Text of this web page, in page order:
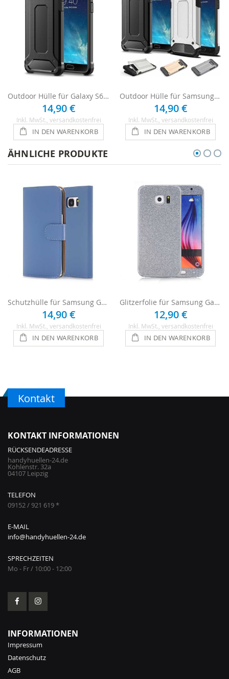
Outdoor Hülle für Galaxy S6 - Schwarz
14,90 €
Inkl. MwSt. , versandkostenfrei
IN DEN WARENKORB
Outdoor Hülle für Samsung Galaxy S6
14,90 €
Inkl. MwSt. , versandkostenfrei
IN DEN WARENKORB
ÄHNLICHE PRODUKTE
Schutzhülle für Samsung Galaxy S6 - Blau
14,90 €
Inkl. MwSt. , versandkostenfrei
IN DEN WARENKORB
Glitzerfolie für Samsung Galaxy S6 -110 Blau
12,90 €
Inkl. MwSt. , versandkostenfrei
IN DEN WARENKORB
Kontakt
KONTAKT INFORMATIONEN
RÜCKSENDEADRESSE
handyhuellen-24.de
Kohlenstr. 32a
04107 Leipzig
TELEFON
09152 / 921 619 *
E-MAIL
info@handyhuellen-24.de
SPRECHZEITEN
Mo - Fr / 10:00 - 12:00
INFORMATIONEN
Impressum
Datenschutz
AGB